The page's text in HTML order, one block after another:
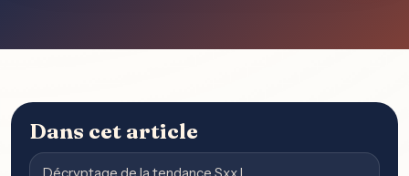
Dans cet article